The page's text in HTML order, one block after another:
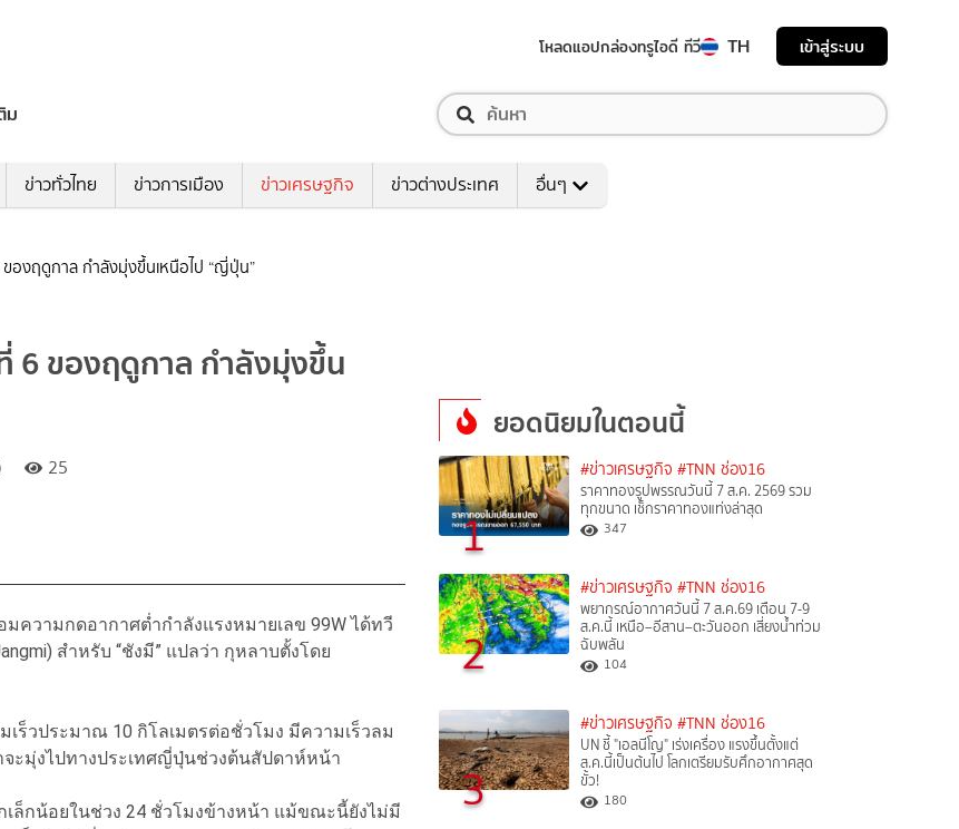
โหลดแอปกล่องทรูไอดี ทีวี TH เข้าสู่ระบบ
ม
ข่าวทั่วไทย ข่าวการเมือง ข่าวเศรษฐกิจ ข่าวต่างประเทศ อื่นๆ
องฤดูกาล กำลังมุ่งขึ้นเหนือไป “ญี่ปุ่น”
6 ของฤดูกาล กำลังมุ่งขึ้น
25
วามกดอากาศต่ำกำลังแรงหมายเลข 99W ได้ทวี
สำหรับ “ชังมี” แปลว่า กุหลาบตั้งโดย
ร็วประมาณ 10 กิโลเมตรต่อชั่วโมง มีความเร็วลม
จะมุ่งไปทางประเทศญี่ปุ่นช่วงต้นสัปดาห์หน้า
ล็กน้อยในช่วง 24 ชั่วโมงข้างหน้า แม้ขณะนี้ยังไม่มี
ยอดนิยมในตอนนี้
1
#ข่าวเศรษฐกิจ #TNN ช่อง16
ราคาทองรูปพรรณวันนี้ 7 ส.ค. 2569 รวม
ทุกขนาด เช็กราคาทองแท่งล่าสุด
347
2
#ข่าวเศรษฐกิจ #TNN ช่อง16
พยากรณ์อากาศวันนี้ 7 ส.ค.69 เตือน 7-9
ส.ค.นี้ เหนือ–อีสาน–ตะวันออก เสี่ยงน้ำท่วม
ฉับพลัน
104
3
#ข่าวเศรษฐกิจ #TNN ช่อง16
UN ชี้ "เอลนีโญ" เร่งเครื่อง แรงขึ้นตั้งแต่
ส.ค.นี้เป็นต้นไป โลกเตรียมรับศึกอากาศสุด
ขั้ว!
180